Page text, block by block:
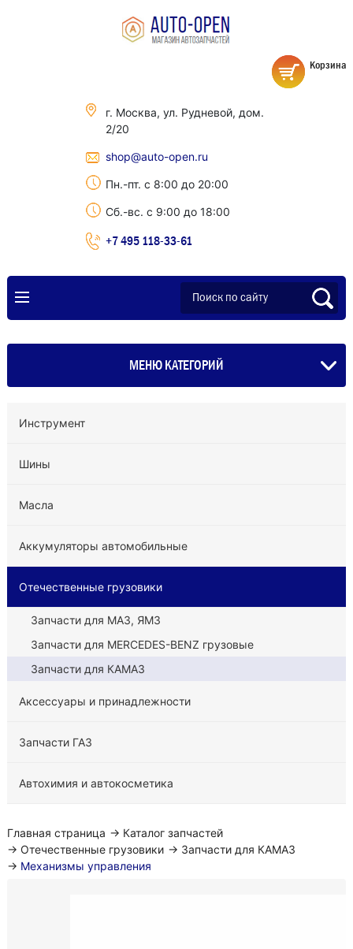
г. Москва, ул. Рудневой, дом.
2/20
shop@auto-open.ru
Пн.-пт. с 8:00 до 20:00
Сб.-вс. с 9:00 до 18:00
+7 495 118-33-61
Корзина
МЕНЮ КАТЕГОРИЙ
Инструмент
Шины
Масла
Аккумуляторы автомобильные
Отечественные грузовики
Запчасти для МАЗ, ЯМЗ
Запчасти для MERCEDES-BENZ грузовые
Запчасти для КАМАЗ
Аксессуары и принадлежности
Запчасти ГАЗ
Автохимия и автокосметика
Главная страница → Каталог запчастей
→ Отечественные грузовики → Запчасти для КАМАЗ
→ Механизмы управления